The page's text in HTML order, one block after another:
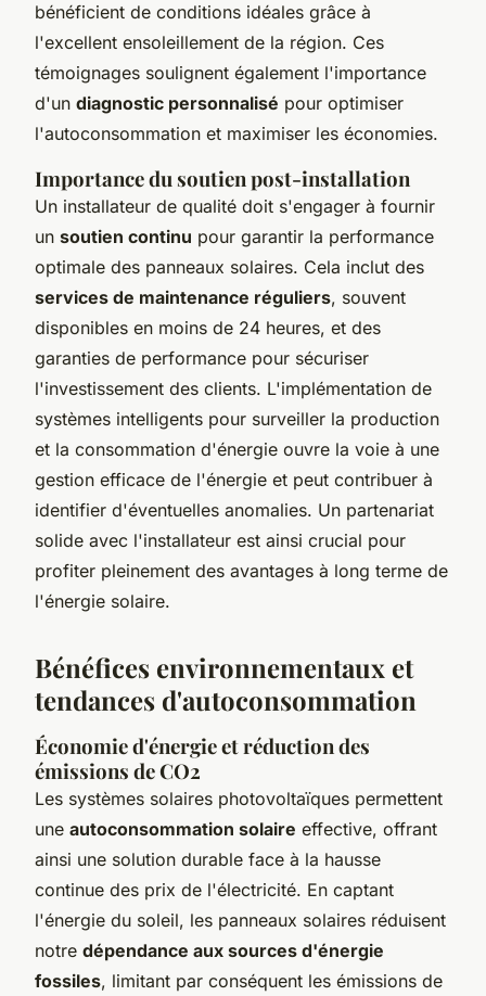
bénéficient de conditions idéales grâce à
l'excellent ensoleillement de la région. Ces
témoignages soulignent également l'importance
d'un diagnostic personnalisé pour optimiser
l'autoconsommation et maximiser les économies.
Importance du soutien post-installation
Un installateur de qualité doit s'engager à fournir
un soutien continu pour garantir la performance
optimale des panneaux solaires. Cela inclut des
services de maintenance réguliers, souvent
disponibles en moins de 24 heures, et des
garanties de performance pour sécuriser
l'investissement des clients. L'implémentation de
systèmes intelligents pour surveiller la production
et la consommation d'énergie ouvre la voie à une
gestion efficace de l'énergie et peut contribuer à
identifier d'éventuelles anomalies. Un partenariat
solide avec l'installateur est ainsi crucial pour
profiter pleinement des avantages à long terme de
l'énergie solaire.
Bénéfices environnementaux et
tendances d'autoconsommation
Économie d'énergie et réduction des
émissions de CO2
Les systèmes solaires photovoltaïques permettent
une autoconsommation solaire effective, offrant
ainsi une solution durable face à la hausse
continue des prix de l'électricité. En captant
l'énergie du soleil, les panneaux solaires réduisent
notre dépendance aux sources d'énergie
fossiles, limitant par conséquent les émissions de